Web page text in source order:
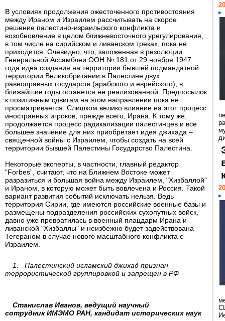
В условиях продолжения ожесточенного противостояния
между Ираном и Израилем рассчитывать на скорое
решение палестино-израильского конфликта и
возобновление в целом ближневосточного урегулирования,
в том числе на сирийском и ливанском треках, пока не
приходится. Очевидно, что, заложенная в резолюции
Генеральной Ассамблеи ООН № 181 от 29 ноября 1947
года идея создания на территории бывшей подмандатной
территории Великобритании в Палестине двух
равноправных государств (арабского и еврейского), в
ближайшие годы останется не реализованной. Предпосылок
к позитивным сдвигам на этом направлении пока не
просматривается. Слишком велико влияние на этот процесс
иностранных игроков, прежде всего, Ирана. К тому же,
продолжается процесс радикализации палестинцев и все
большее значение для них приобретает идея джихада –
священной войны с Израилем, чтобы создать на всей
территории бывшей Палестины Государство Палестина.
Некоторые эксперты, в частности, главный редактор
"Forbes”, считают, что на Ближнем Востоке может
разразиться и большая война между Израилем, "Хизбаллой"
и Ираном, в которую может быть вовлечена и Россия. Такой
вариант развития событий исключать нельзя. Ведь
территория Сирии, где имеются российские военные базы и
размещены подразделения российских сухопутных войск,
давно уже превратилась в военный плацдарм Ирана и
ливанской "Хизбаллы" и неизбежно будет задействована
Тегераном в случае нового масштабного конфликта с
Израилем.
1. Палестинский исламский джихад признан
террористической группировкой и запрещен в РФ
Станислав Иванов, ведущий научный
сотрудник ИМЭМО РАН, кандидат исторических наук